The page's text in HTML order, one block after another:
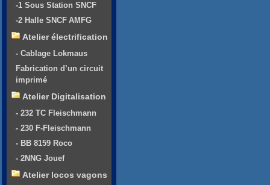
-1 Sous Station SNCF
-2 Halle SNCF AMFG
Atelier électrification
- Cablage Lokmaus
Fabrication d’un circuit
imprimé
Atelier Digitalisation
- 232 TC Fleischmann
- 230 F-Fleischmann
- BB 8159 Roco
- 2NNG Jouef
Atelier locos vagons